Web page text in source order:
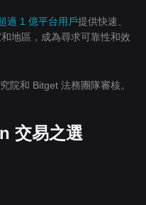
過 1 億平台用戶提供快速、
地區，成為尋求可靠性和效
院和 Bitget 法務團隊審核。
交易之選